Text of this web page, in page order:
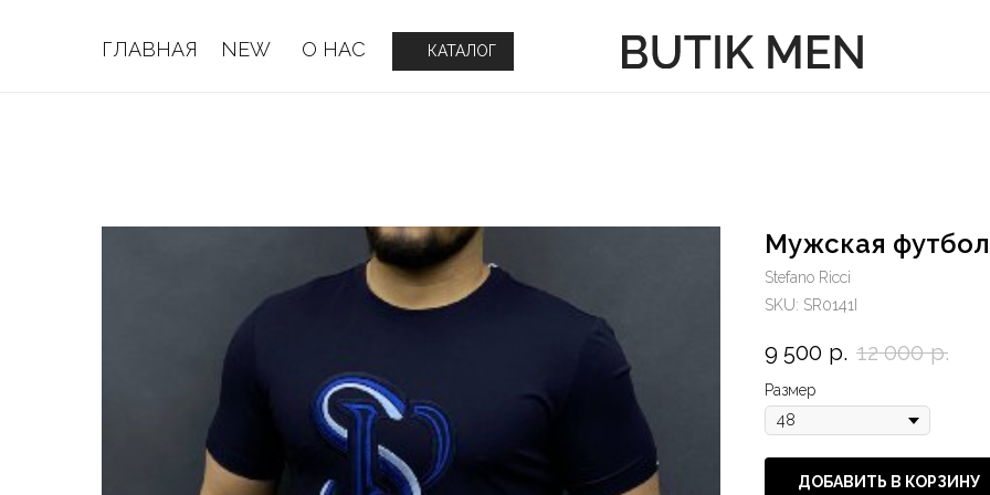
NEW О НАС
ГЛАВНАЯ КАТАЛОГ
NEW О НАС
ГЛАВНАЯ КАТАЛОГ
Мужская
Stefano Ricci
SKU: SR0141I
9 500 р. 12 000 р.
Размер
ДОБАВИТЬ В КОРЗИНУ